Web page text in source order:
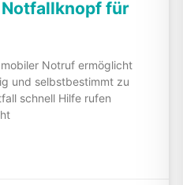
für
Notruf ermöglicht
und selbstbestimmt zu
schnell Hilfe rufen